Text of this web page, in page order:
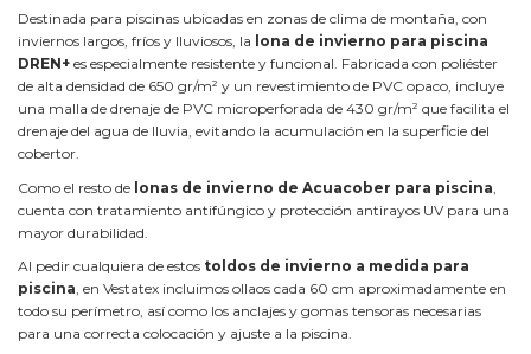
Destinada para piscinas ubicadas en zonas de clima de montaña, con
inviernos largos, fríos y lluviosos, la lona de invierno para piscina
DREN+ es especialmente resistente y funcional. Fabricada con poliéster
de alta densidad de 650 gr/m² y un revestimiento de PVC opaco, incluye
una malla de drenaje de PVC microperforada de 430 gr/m² que facilita el
drenaje del agua de lluvia, evitando la acumulación en la superficie del
cobertor.
Como el resto de lonas de invierno de Acuacober para piscina
cuenta con tratamiento antifúngico y protección antirayos UV para una
mayor durabilidad.
Al pedir cualquiera de estos toldos de invierno a medida para
piscina, en Vestatex incluimos ollaos cada 60 cm aproximadamente en
todo su perímetro, así como los anclajes y gomas tensoras necesarias
para una correcta colocación y ajuste a la piscina.